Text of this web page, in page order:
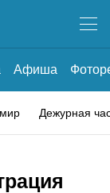
Афиша
Дежурная